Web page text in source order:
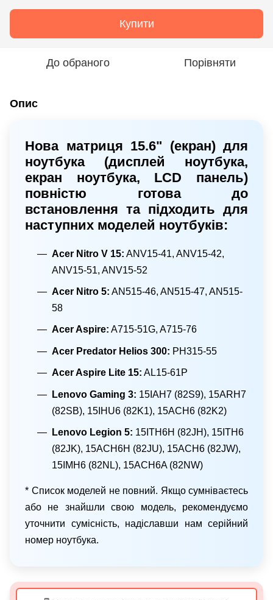
Купити
До обраного Порівняти
Опис
Нова матриця 15.6" (екран) для
ноутбука (дисплей ноутбука,
екран ноутбука, LCD панель)
повністю готова до
встановлення та підходить для
наступних моделей ноутбуків:
Acer Nitro V 15: ANV15-41, ANV15-42,
ANV15-51, ANV15-52
Acer Nitro 5: AN515-46, AN515-47, AN515-
58
Acer Aspire: A715-51G, A715-76
Acer Predator Helios 300: PH315-55
Acer Aspire Lite 15: AL15-61P
Lenovo Gaming 3: 15IAH7 (82S9), 15ARH7
(82SB), 15IHU6 (82K1), 15ACH6 (82K2)
Lenovo Legion 5: 15ITH6H (82JH), 15ITH6
(82JK), 15ACH6H (82JU), 15ACH6 (82JW),
15IMH6 (82NL), 15ACH6A (82NW)
* Список моделей не повний. Якщо сумніваєтесь
або не знайшли свою модель, рекомендуємо
уточнити сумісність, надіславши нам серійний
номер ноутбука.